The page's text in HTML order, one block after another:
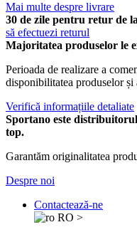
Mai multe despre livrare
30 de zile pentru retur de
să efectuezi returul
Majoritatea produselor le
Perioada de realizare a
disponibilitatea produselor și
Verifică informațiile detaliate
Sportano este
top.
Garantăm originalitatea
Despre noi
Contactează-ne
RO >